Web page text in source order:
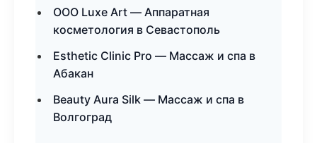
ООО Luxe Art — Аппаратная
косметология в Севастополь
Esthetic Clinic Pro — Массаж и спа в
Абакан
Beauty Aura Silk — Массаж и спа в
Волгоград